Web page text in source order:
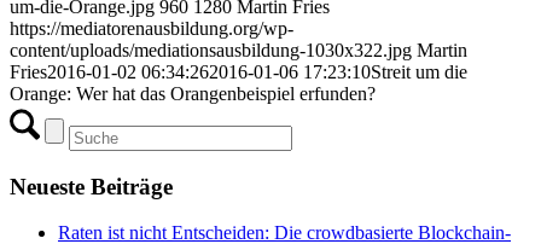
um-die-Orange.jpg 960 1280 Martin Fries
https://mediatorenausbildung.org/wp-
content/uploads/mediationsausbildung-1030x322.jpg Martin
Fries2016-01-02 06:34:262016-01-06 17:23:10Streit um die
Orange: Wer hat das Orangenbeispiel erfunden?
Neueste Beiträge
Raten ist nicht Entscheiden: Die crowdbasierte Blockchain-